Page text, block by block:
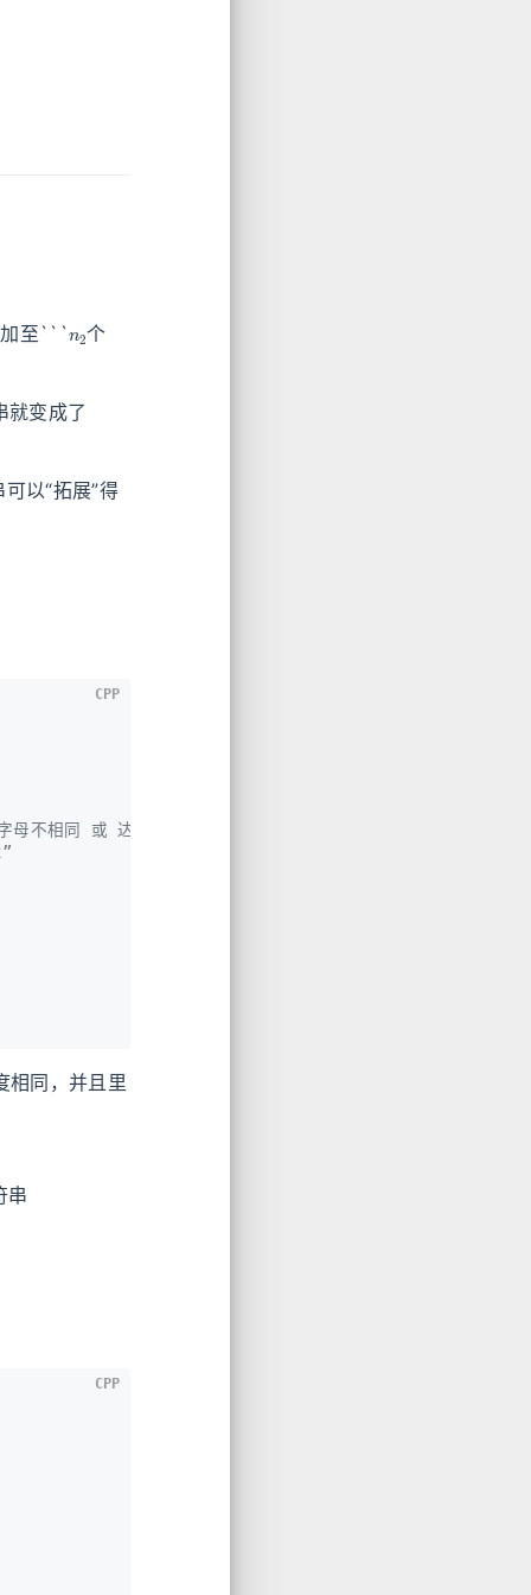
至``` 个
就变成了
以“拓展”得
不相同 或 达到了字符串尾
CPP
相同，并且里
串
CPP